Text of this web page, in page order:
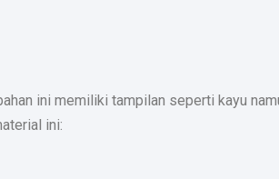
ini memiliki tampilan seperti kayu
ini: